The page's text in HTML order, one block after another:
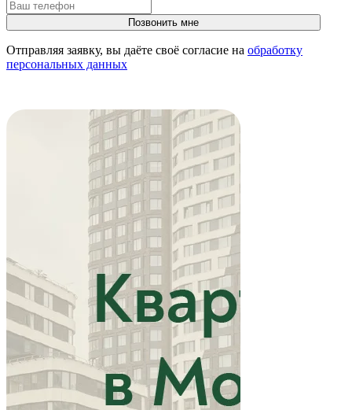
Отправляя заявку, вы даёте своё согласие на обработку
персональных данных